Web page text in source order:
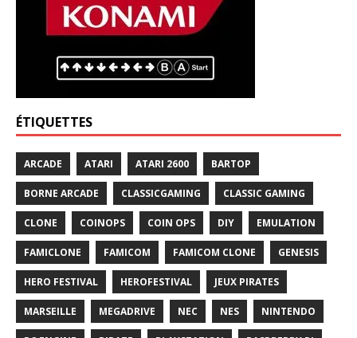
ÉTIQUETTES
ARCADE ATARI ATARI 2600 BARTOP
BORNE ARCADE CLASSICGAMING CLASSIC GAMING
CLONE COINOPS COIN OPS DIY EMULATION
FAMICLONE FAMICOM FAMICOM CLONE GENESIS
HERO FESTIVAL HEROFESTIVAL JEUX PIRATES
MARSEILLE MEGADRIVE NEC NES NINTENDO